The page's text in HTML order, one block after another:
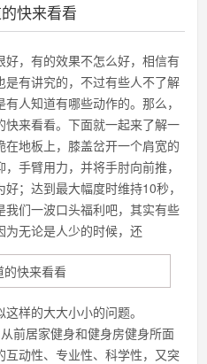
快来看看
，有的效果不怎么好，相信有
有讲究的，不过有些人不了解
人知道有哪些动作的。那么，
来看看。下面就一起来了解一
板上，膝盖岔开一个肩宽的
手臂用力，并将手肘向前推，
；达到最大幅度时维持10秒，
们一波口头福利吧，其实有些
为无论是人少的时候，还
样的大大小小的问题。
前居家健身和健身房健身所面
动性、专业性、科学性，又突